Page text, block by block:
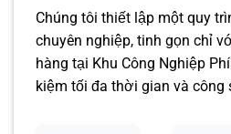
Chúng tôi thiết lập một quy
chuyên nghiệp, tinh gọn chỉ
hàng tại Khu Công Nghiệp
kiệm tối đa thời gian và công